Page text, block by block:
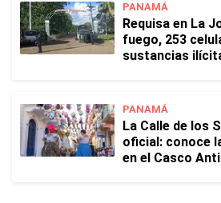
PANAMÁ
Requisa en La
fuego, 253
sustancias
PANAMÁ
La Calle de los
oficial: conoce
en el Casco